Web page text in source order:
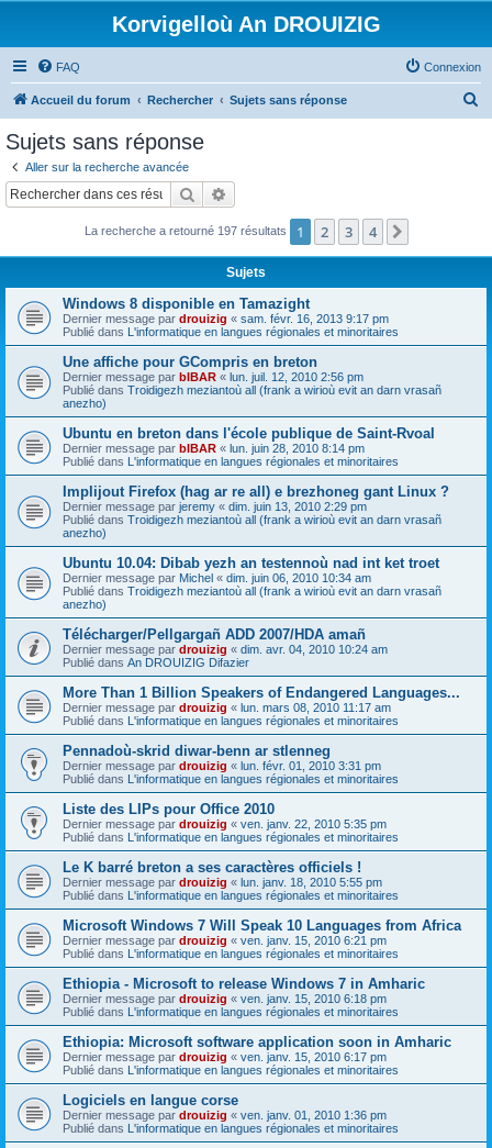
Korvigelloù An DROUIZIG
FAQ Connexion
Accueil du forum Rechercher Sujets sans réponse
c
Sujets sans réponse
Aller sur la recherche avancée
Rechercher
La recherche a retourné 197 résultats 1 2 3 4
Sujets
Windows 8 disponible en Tamazight
Dernier message par drouizig « sam. févr. 16, 2013 9:17 pm
Publié dans L'informatique en langues régionales et minoritaires
Une affiche pour GCompris en breton
Dernier message par bIBAR « lun. juil. 12, 2010 2:56 pm
Publié dans Troidigezh meziantoù all (frank a wirioù evit an darn vrasañ
anezho)
Ubuntu en breton dans l'école publique de Saint-Rvoal
Dernier message par bIBAR « lun. juin 28, 2010 8:14 pm
Publié dans L'informatique en langues régionales et minoritaires
Implijout Firefox (hag ar re all) e brezhoneg gant Linux ?
Dernier message par jeremy « dim. juin 13, 2010 2:29 pm
Publié dans Troidigezh meziantoù all (frank a wirioù evit an darn vrasañ
anezho)
Ubuntu 10.04: Dibab yezh an testennoù nad int ket troet
Dernier message par Michel « dim. juin 06, 2010 10:34 am
Publié dans Troidigezh meziantoù all (frank a wirioù evit an darn vrasañ
anezho)
Télécharger/Pellgargañ ADD 2007/HDA amañ
Dernier message par drouizig « dim. avr. 04, 2010 10:24 am
Publié dans An DROUIZIG Difazier
More Than 1 Billion Speakers of Endangered Languages...
Dernier message par drouizig « lun. mars 08, 2010 11:17 am
Publié dans L'informatique en langues régionales et minoritaires
Pennadoù-skrid diwar-benn ar stlenneg
Dernier message par drouizig « lun. févr. 01, 2010 3:31 pm
Publié dans L'informatique en langues régionales et minoritaires
Liste des LIPs pour Office 2010
Dernier message par drouizig « ven. janv. 22, 2010 5:35 pm
Publié dans L'informatique en langues régionales et minoritaires
Le K barré breton a ses caractères officiels !
Dernier message par drouizig « lun. janv. 18, 2010 5:55 pm
Publié dans L'informatique en langues régionales et minoritaires
Microsoft Windows 7 Will Speak 10 Languages from Africa
Dernier message par drouizig « ven. janv. 15, 2010 6:21 pm
Publié dans L'informatique en langues régionales et minoritaires
Ethiopia - Microsoft to release Windows 7 in Amharic
Dernier message par drouizig « ven. janv. 15, 2010 6:18 pm
Publié dans L'informatique en langues régionales et minoritaires
Ethiopia: Microsoft software application soon in Amharic
Dernier message par drouizig « ven. janv. 15, 2010 6:17 pm
Publié dans L'informatique en langues régionales et minoritaires
Logiciels en langue corse
Dernier message par drouizig « ven. janv. 01, 2010 1:36 pm
Publié dans L'informatique en langues régionales et minoritaires